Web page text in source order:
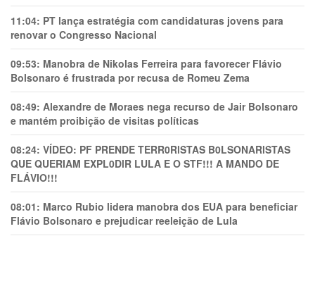
11:04: PT lança estratégia com candidaturas jovens para
renovar o Congresso Nacional
09:53: Manobra de Nikolas Ferreira para favorecer Flávio
Bolsonaro é frustrada por recusa de Romeu Zema
08:49: Alexandre de Moraes nega recurso de Jair Bolsonaro
e mantém proibição de visitas políticas
08:24: VÍDEO: PF PRENDE TERR0RlSTAS B0LSONARlSTAS
QUE QUERIAM EXPL0DlR LULA E O STF!!! A MANDO DE
FLÁVIO!!!
08:01: Marco Rubio lidera manobra dos EUA para beneficiar
Flávio Bolsonaro e prejudicar reeleição de Lula